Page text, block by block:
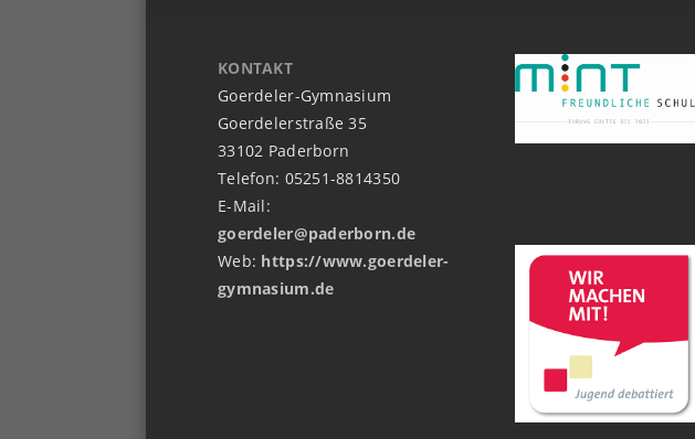
KONTAKT
Goerdeler-Gymnasium
Goerdelerstraße 35
33102 Paderborn
Telefon: 05251-8814350
E-Mail:
goerdeler@paderborn.de
Web: https://www.goerdeler-
gymnasium.de